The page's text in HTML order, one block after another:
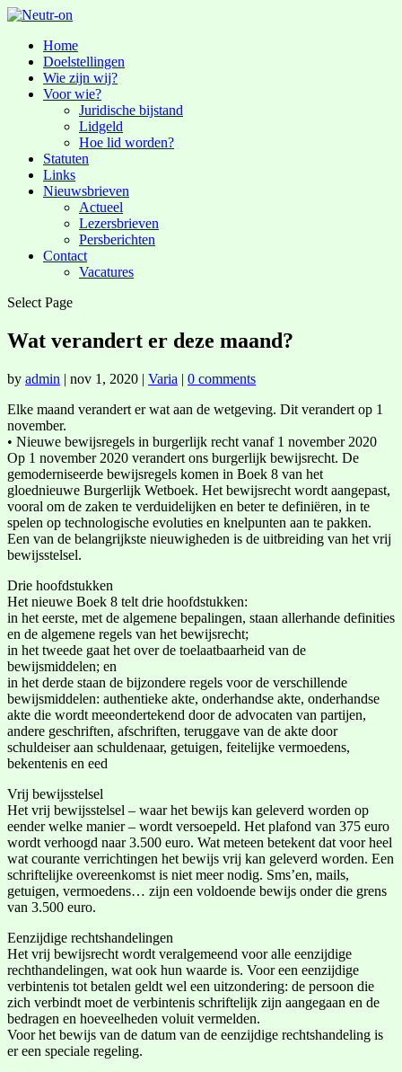
Home
Doelstellingen
Wie zijn wij?
Voor wie?
Juridische bijstand
Lidgeld
Hoe lid worden?
Statuten
Links
Nieuwsbrieven
Actueel
Lezersbrieven
Persberichten
Contact
Vacatures
Select Page
Wat verandert er deze maand?
by admin | nov 1, 2020 | Varia | 0 comments
Elke maand verandert er wat aan de wetgeving. Dit verandert op 1
november.
• Nieuwe bewijsregels in burgerlijk recht vanaf 1 november 2020
Op 1 november 2020 verandert ons burgerlijk bewijsrecht. De
gemoderniseerde bewijsregels komen in Boek 8 van het
gloednieuwe Burgerlijk Wetboek. Het bewijsrecht wordt aangepast,
vooral om de zaken te verduidelijken en beter te definiëren, in te
spelen op technologische evoluties en knelpunten aan te pakken.
Een van de belangrijkste nieuwigheden is de uitbreiding van het vrij
bewijsstelsel.
Drie hoofdstukken
Het nieuwe Boek 8 telt drie hoofdstukken:
in het eerste, met de algemene bepalingen, staan allerhande definities
en de algemene regels van het bewijsrecht;
in het tweede gaat het over de toelaatbaarheid van de
bewijsmiddelen; en
in het derde staan de bijzondere regels voor de verschillende
bewijsmiddelen: authentieke akte, onderhandse akte, onderhandse
akte die wordt meeondertekend door de advocaten van partijen,
andere geschriften, afschriften, teruggave van de akte door
schuldeiser aan schuldenaar, getuigen, feitelijke vermoedens,
bekentenis en eed
Vrij bewijsstelsel
Het vrij bewijsstelsel – waar het bewijs kan geleverd worden op
eender welke manier – wordt versoepeld. Het plafond van 375 euro
wordt verhoogd naar 3.500 euro. Wat meteen betekent dat voor heel
wat courante verrichtingen het bewijs vrij kan geleverd worden. Een
schriftelijke overeenkomst is niet meer nodig. Sms’en, mails,
getuigen, vermoedens… zijn een voldoende bewijs onder die grens
van 3.500 euro.
Eenzijdige rechtshandelingen
Het vrij bewijsrecht wordt veralgemeend voor alle eenzijdige
rechthandelingen, wat ook hun waarde is. Voor een eenzijdige
verbintenis tot betalen geldt wel een uitzondering: de persoon die
zich verbindt moet de verbintenis schriftelijk zijn aangegaan en de
bedragen en hoeveelheden voluit vermelden.
Voor het bewijs van de datum van de eenzijdige rechtshandeling is
er een speciale regeling.